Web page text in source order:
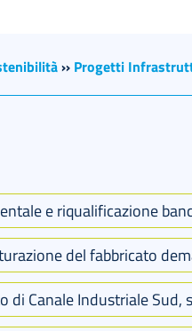
›› Progetti
e riqualificazione
del fabbricato
Canale Industriale Sud,